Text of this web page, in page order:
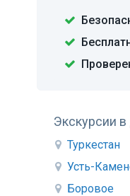
Экскурсии в
Туркестан
Усть-
Боровое